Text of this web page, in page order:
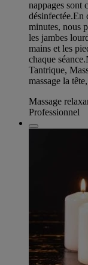
nappages sont
désinfectée.En
minutes, nous
les jambes
mains et les
chaque
Tantrique,
massage la
Massage
Professionnel